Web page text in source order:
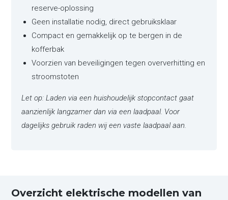
reserve-oplossing
Geen installatie nodig, direct gebruiksklaar
Compact en gemakkelijk op te bergen in de
kofferbak
Voorzien van beveiligingen tegen oververhitting en
stroomstoten
Let op: Laden via een huishoudelijk stopcontact gaat
aanzienlijk langzamer dan via een laadpaal. Voor
dagelijks gebruik raden wij een vaste laadpaal aan.
Overzicht elektrische modellen van